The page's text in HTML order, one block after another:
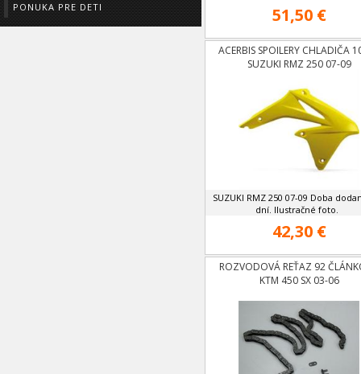
PONUKA PRE DETI
51,50 €
ACERBIS SPOILERY CHLADIČA
SUZUKI RMZ 250 07-09
SUZUKI RMZ 250 07-09 Doba
dní. Ilustračné foto.
42,30 €
ROZVODOVÁ REŤAZ 92
KTM 450 SX 03-06